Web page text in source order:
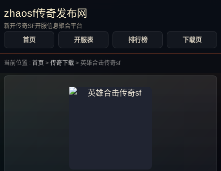
zhaosf传奇发布网
新开传奇SF开服信息聚合平台
首页 开服表 排行榜 下载页
当前位置 : 首页 > 传奇下载 > 英雄合击传奇sf